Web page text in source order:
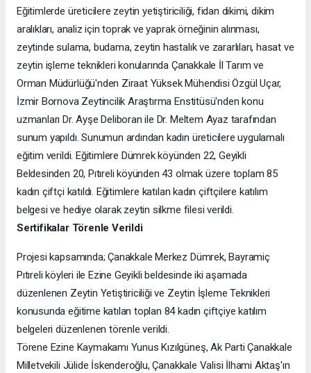
Eğitimlerde üreticilere zeytin yetiştiriciliği, fidan dikimi, dikim
aralıkları, analiz için toprak ve yaprak örneğinin alınması,
zeytinde sulama, budama, zeytin hastalık ve zararlıları, hasat ve
zeytin işleme teknikleri konularında Çanakkale İl Tarım ve
Orman Müdürlüğü'nden Ziraat Yüksek Mühendisi Özgül Uçar,
İzmir Bornova Zeytincilik Araştırma Enstitüsü'nden konu
uzmanları Dr. Ayşe Deliboran ile Dr. Meltem Ayaz tarafından
sunum yapıldı. Sunumun ardından kadın üreticilere uygulamalı
eğitim verildi. Eğitimlere Dümrek köyünden 22, Geyikli
Beldesinden 20, Pıtıreli köyünden 43 olmak üzere toplam 85
kadın çiftçi katıldı. Eğitimlere katılan kadın çiftçilere katılım
belgesi ve hediye olarak zeytin silkme filesi verildi.
Sertifikalar Törenle Verildi
Projesi kapsamında; Çanakkale Merkez Dümrek, Bayramiç
Pıtıreli köyleri ile Ezine Geyikli beldesinde iki aşamada
düzenlenen Zeytin Yetiştiriciliği ve Zeytin İşleme Teknikleri
konusunda eğitime katılan toplan 84 kadın çiftçiye katılım
belgeleri düzenlenen törenle verildi.
Törene Ezine Kaymakamı Yunus Kızılgüneş, Ak Parti Çanakkale
Milletvekili Jülide İskenderoğlu, Çanakkale Valisi İlhami Aktaş'ın